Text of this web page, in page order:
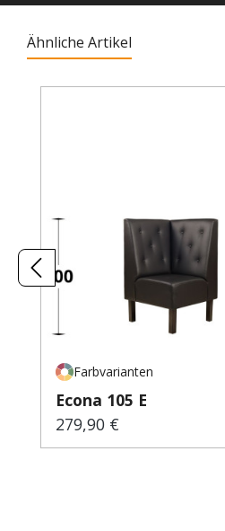
Ähnliche Artikel
Farbvarianten
Econa 105 E
Regulärer Preis:
279,90 €